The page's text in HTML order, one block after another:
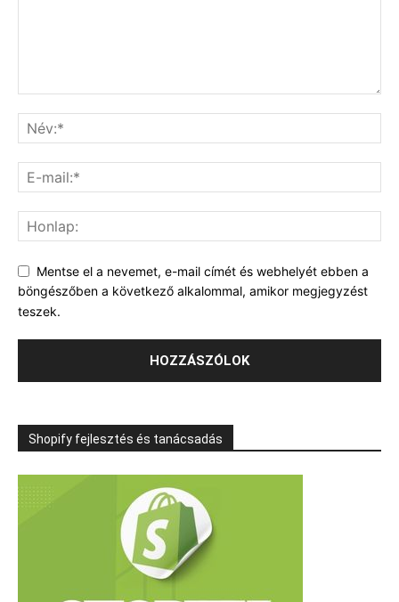
Mentse el a nevemet, e-mail címét és webhelyét ebben a
böngészőben a következő alkalommal, amikor megjegyzést
teszek.
Shopify fejlesztés és tanácsadás